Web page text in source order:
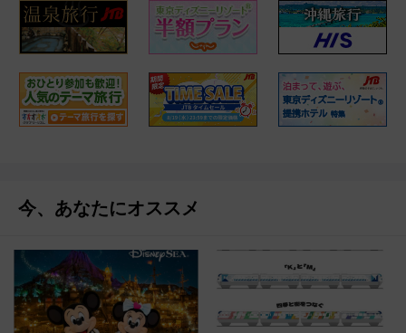
今、あなたにオススメ